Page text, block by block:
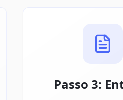
Passo 3: